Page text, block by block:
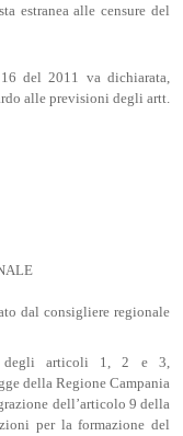
estranea alle censure del
del 2011 va dichiarata,
alle previsioni degli artt.
dal consigliere regionale
degli articoli 1, 2 e 3,
della Regione Campania
dell’articolo 9 della
per la formazione del